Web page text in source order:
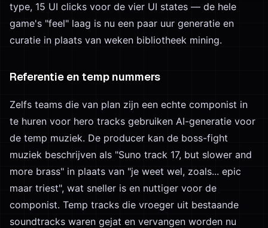
type, 15 UI clicks voor de vier UI states — de hele
game's "feel" laag is nu een paar uur generatie en
curatie in plaats van weken bibliotheek mining.
Referentie en temp nummers
Zelfs teams die van plan zijn een echte componist in
te huren voor hero tracks gebruiken AI-generatie voor
de temp muziek. De producer kan de boss-fight
muziek beschrijven als "Suno track 17, but slower and
more brass" in plaats van "je weet wel, zoals... epic
maar triest", wat sneller is en nuttiger voor de
componist. Temp tracks die vroeger uit bestaande
soundtracks waren gejat en vervangen worden nu